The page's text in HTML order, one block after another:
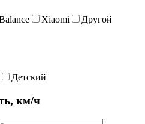
Xiaomi
Другой
Детский
км/ч